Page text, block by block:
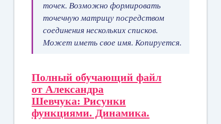
точек. Возможно формировать
точечную матрицу посредством
соединения нескольких списков.
Может иметь свое имя. Копируется.
Полный обучающий файл
от Александра
Шевчука: Рисунки
функциями. Динамика.